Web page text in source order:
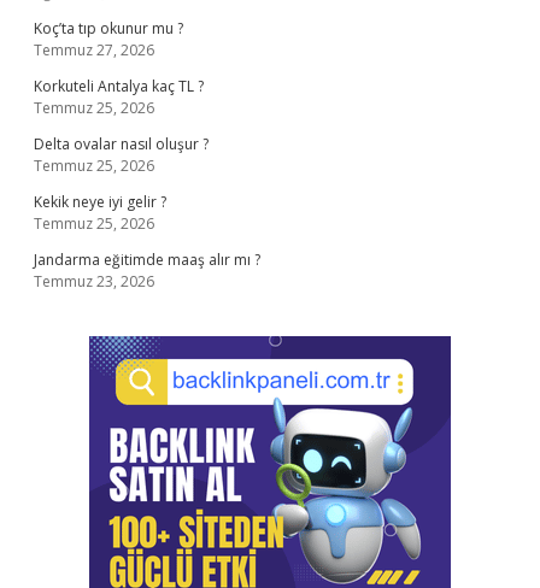
Koç’ta tıp okunur mu ?
Temmuz 27, 2026
Korkuteli Antalya kaç TL ?
Temmuz 25, 2026
Delta ovalar nasıl oluşur ?
Temmuz 25, 2026
Kekik neye iyi gelir ?
Temmuz 25, 2026
Jandarma eğitimde maaş alır mı ?
Temmuz 23, 2026